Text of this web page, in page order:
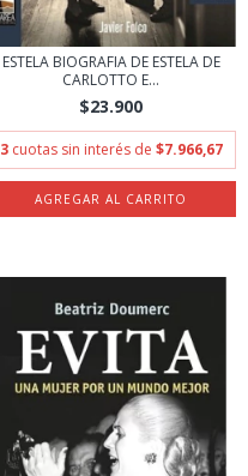
ESTELA BIOGRAFIA DE ESTELA DE
CARLOTTO E...
$23.900
3 cuotas sin interés de $7.966,67